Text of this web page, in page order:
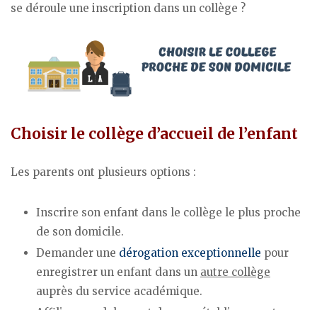
se déroule une inscription dans un collège ?
Choisir le collège d’accueil de l’enfant
Les parents ont plusieurs options :
Inscrire son enfant dans le collège le plus proche
de son domicile.
Demander une dérogation exceptionnelle pour
enregistrer un enfant dans un autre collège
auprès du service académique.